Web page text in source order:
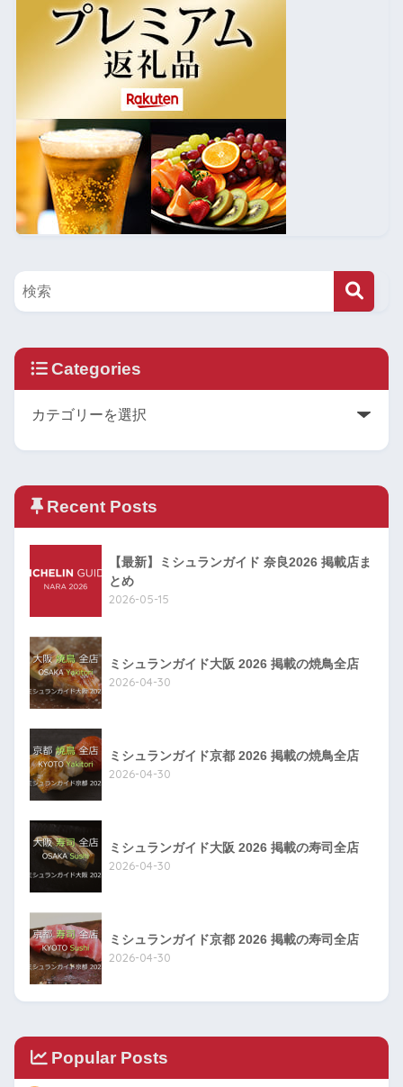
Categories
Recent Posts
【最新】ミシュランガイド 奈良2026 掲載店ま
とめ
2026-05-15
ミシュランガイド大阪 2026 掲載の焼鳥全店
2026-04-30
ミシュランガイド京都 2026 掲載の焼鳥全店
2026-04-30
ミシュランガイド大阪 2026 掲載の寿司全店
2026-04-30
ミシュランガイド京都 2026 掲載の寿司全店
2026-04-30
Popular Posts